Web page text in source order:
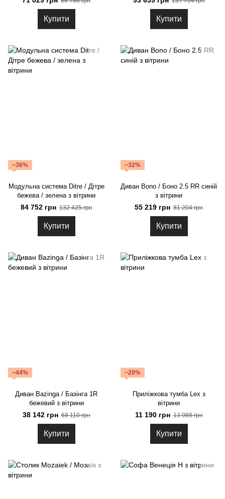
Купити Купити
−36%
Модульна система Ditre / Дітре
бежева / зелена з вітрини
84 752 грн 132 425 грн
Купити
−32%
Диван Bono / Боно 2.5 RR синій
з вітрини
55 219 грн 81 204 грн
Купити
−44%
Диван Bazinga / Базінга 1R
бежевий з вітрини
38 142 грн 68 110 грн
Купити
−20%
Приліжкова тумба Lex з
вітрини
11 190 грн 13 988 грн
Купити